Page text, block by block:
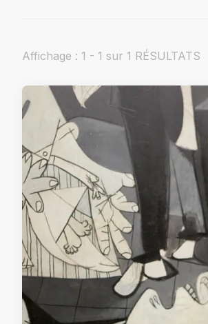
Affichage : 1 - 1 sur 1 RÉSULTATS